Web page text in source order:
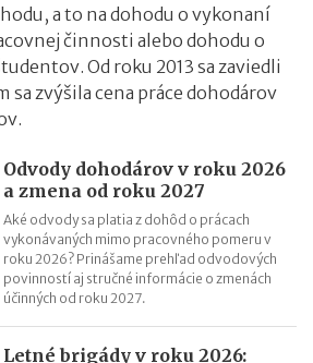
a to na dohodu o vykonaní
činnosti alebo dohodu o
Od roku 2013 sa zaviedli
sa zvýšila cena práce dohodárov
Odvody dohodárov v roku 2026
a zmena od roku 2027
Aké odvody sa platia z dohôd o prácach
vykonávaných mimo pracovného pomeru v
roku 2026? Prinášame prehľad odvodových
povinností aj stručné informácie o zmenách
účinných od roku 2027.
Letné brigády v roku 2026: